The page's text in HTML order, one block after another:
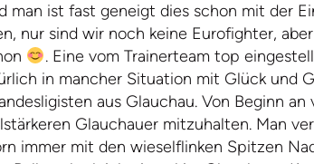
man ist fast geneigt dies schon mit der
nur sind wir noch keine Eurofighter, aber
. Eine vom Trainerteam top
in mancher Situation mit Glück und
aus Glauchau. Von Beginn
Glauchauer mitzuhalten. Man
immer mit den wieselflinken Spitzen